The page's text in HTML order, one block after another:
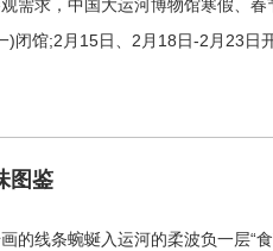
需求，中国大运河博物馆寒假、
闭馆;2月15日、2月18日-2月23
图鉴
的线条蜿蜒入运河的柔波负一层“